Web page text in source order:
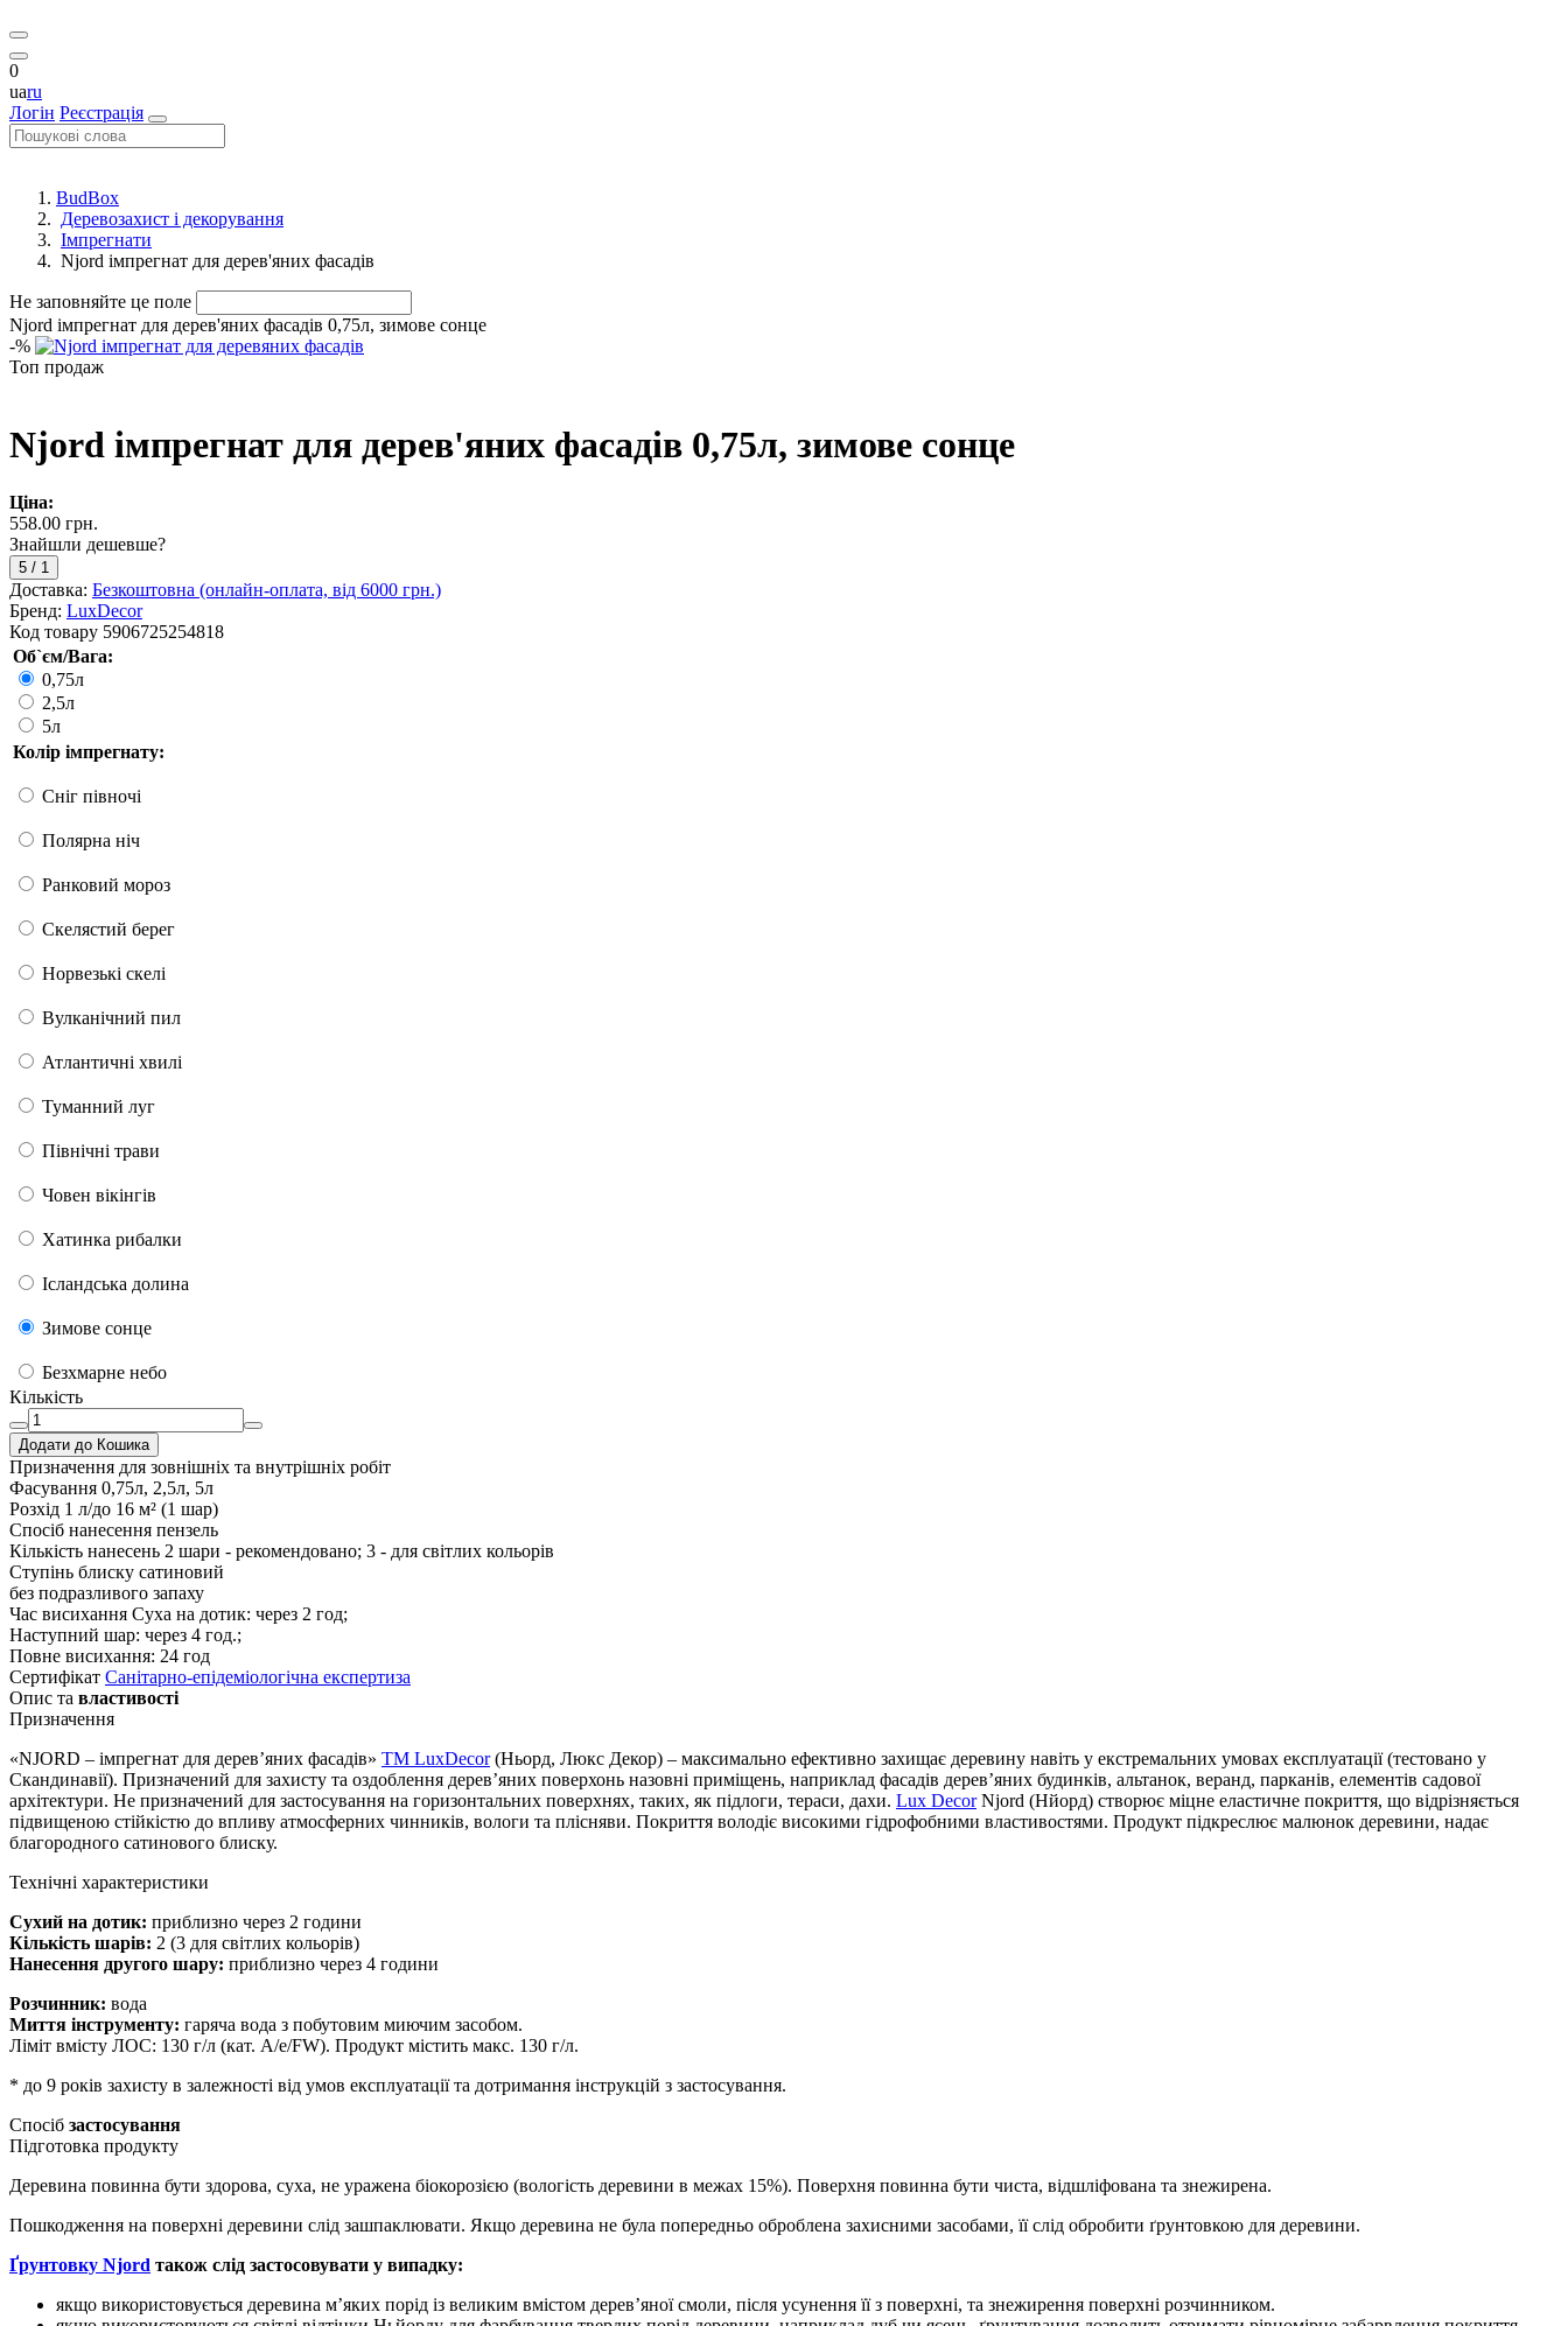
0
uaru
Логін Реєстрація
BudBox
Деревозахист і декорування
Імпрегнати
Njord імпрегнат для дерев'яних фасадів
Не заповняйте це поле
Njord імпрегнат для дерев'яних фасадів 0,75л, зимове сонце
-%
Топ продаж
Njord імпрегнат для дерев'яних фасадів 0,75л, зимове сонце
Ціна:
558.00 грн.
Знайшли дешевше?
5 / 1
Доставка: Безкоштовна (онлайн-оплата, від 6000 грн.)
Бренд: LuxDecor
Код товару 5906725254818
Об`єм/Вага:
0,75л
2,5л
5л
Колір імпрегнату:
Сніг півночі
Полярна ніч
Ранковий мороз
Скелястий берег
Норвезькі скелі
Вулканічний пил
Атлантичні хвилі
Туманний луг
Північні трави
Човен вікінгів
Хатинка рибалки
Ісландська долина
Зимове сонце
Безхмарне небо
Кількість
Додати до Кошика
Призначення для зовнішніх та внутрішніх робіт
Фасування 0,75л, 2,5л, 5л
Розхід 1 л/до 16 м² (1 шар)
Спосіб нанесення пензель
Кількість нанесень 2 шари - рекомендовано; 3 - для світлих кольорів
Ступінь блиску сатиновий
без подразливого запаху
Час висихання Суха на дотик: через 2 год;
Наступний шар: через 4 год.;
Повне висихання: 24 год
Сертифікат Санітарно-епідеміологічна експертиза
Опис та властивості
Призначення
«NJORD – імпрегнат для дерев’яних фасадів» TM LuxDecor(Ньорд, Люкс Декор) – максимально ефективно захищає деревину навіть у екстремальних умовах експлуатації (тестовано у
Скандинавії). Призначений для захисту та оздоблення дерев’яних поверхонь назовні приміщень, наприклад фасадів дерев’яних будинків, альтанок, веранд, парканів, елементів садової
архітектури. Не призначений для застосування на горизонтальних поверхнях, таких, як підлоги, тераси, дахи. Lux DecorNjord (Нйорд) створює міцне еластичне покриття, що відрізняється
підвищеною стійкістю до впливу атмосферних чинників, вологи та плісняви. Покриття володіє високими гідрофобними властивостями. Продукт підкреслює малюнок деревини, надає
благородного сатинового блиску.
Технічні характеристики
Сухий на дотик: приблизно через 2 години
Кількість шарів: 2 (3 для світлих кольорів)
Нанесення другого шару: приблизно через 4 години
Розчинник: вода
Миття інструменту: гаряча вода з побутовим миючим засобом.
Ліміт вмісту ЛОС: 130 г/л (кат. A/e/FW). Продукт містить макс. 130 г/л.
* до 9 років захисту в залежності від умов експлуатації та дотримання інструкцій з застосування.
Спосіб застосування
Підготовка продукту
Деревина повинна бути здорова, суха, не уражена біокорозією (вологість деревини в межах 15%). Поверхня повинна бути чиста, відшліфована та знежирена.
Пошкодження на поверхні деревини слід зашпаклювати. Якщо деревина не була попередньо оброблена захисними засобами, її слід обробити ґрунтовкою для деревини.
Ґрунтовку Njord також слід застосовувати у випадку:
якщо використовується деревина м’яких порід із великим вмістом дерев’яної смоли, після усунення її з поверхні, та знежирення поверхні розчинником.